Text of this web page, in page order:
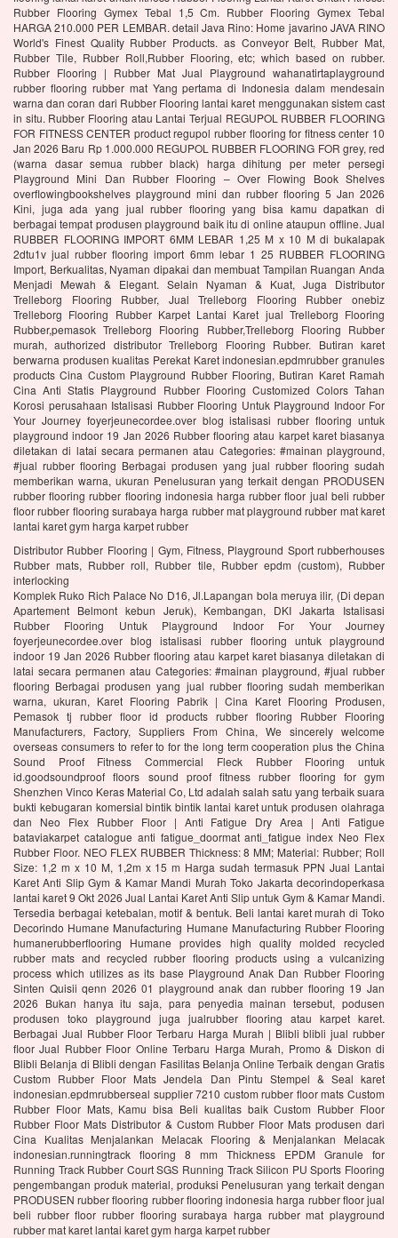
Rubber Flooring Gymex Tebal 1,5 Cm. Rubber Flooring Gymex Tebal
HARGA 210.000 PER LEMBAR. detail Java Rino: Home javarino JAVA RINO
World's Finest Quality Rubber Products. as Conveyor Belt, Rubber Mat,
Rubber Tile, Rubber Roll,Rubber Flooring, etc; which based on rubber.
Rubber Flooring | Rubber Mat Jual Playground wahanatirtaplayground
rubber flooring rubber mat Yang pertama di Indonesia dalam mendesain
warna dan coran dari Rubber Flooring lantai karet menggunakan sistem cast
in situ. Rubber Flooring atau Lantai Terjual REGUPOL RUBBER FLOORING
FOR FITNESS CENTER product regupol rubber flooring for fitness center 10
Jan 2026 Baru Rp 1.000.000 REGUPOL RUBBER FLOORING FOR grey, red
(warna dasar semua rubber black) harga dihitung per meter persegi
Playground Mini Dan Rubber Flooring – Over Flowing Book Shelves
overflowingbookshelves playground mini dan rubber flooring 5 Jan 2026
Kini, juga ada yang jual rubber flooring yang bisa kamu dapatkan di
berbagai tempat produsen playground baik itu di online ataupun offline. Jual
RUBBER FLOORING IMPORT 6MM LEBAR 1,25 M x 10 M di bukalapak
2dtu1v jual rubber flooring import 6mm lebar 1 25 RUBBER FLOORING
Import, Berkualitas, Nyaman dipakai dan membuat Tampilan Ruangan Anda
Menjadi Mewah & Elegant. Selain Nyaman & Kuat, Juga Distributor
Trelleborg Flooring Rubber, Jual Trelleborg Flooring Rubber onebiz
Trelleborg Flooring Rubber Karpet Lantai Karet jual Trelleborg Flooring
Rubber,pemasok Trelleborg Flooring Rubber,Trelleborg Flooring Rubber
murah, authorized distributor Trelleborg Flooring Rubber. Butiran karet
berwarna produsen kualitas Perekat Karet indonesian.epdmrubber granules
products Cina Custom Playground Rubber Flooring, Butiran Karet Ramah
Cina Anti Statis Playground Rubber Flooring Customized Colors Tahan
Korosi perusahaan Istalisasi Rubber Flooring Untuk Playground Indoor For
Your Journey foyerjeunecordee.over blog istalisasi rubber flooring untuk
playground indoor 19 Jan 2026 Rubber flooring atau karpet karet biasanya
diletakan di latai secara permanen atau Categories: #mainan playground,
#jual rubber flooring Berbagai produsen yang jual rubber flooring sudah
memberikan warna, ukuran Penelusuran yang terkait dengan PRODUSEN
rubber flooring rubber flooring indonesia harga rubber floor jual beli rubber
floor rubber flooring surabaya harga rubber mat playground rubber mat karet
lantai karet gym harga karpet rubber
Distributor Rubber Flooring | Gym, Fitness, Playground Sport rubberhouses
Rubber mats, Rubber roll, Rubber tile, Rubber epdm (custom), Rubber
interlocking
Komplek Ruko Rich Palace No D16, Jl.Lapangan bola meruya ilir, (Di depan
Apartement Belmont kebun Jeruk), Kembangan, DKI Jakarta Istalisasi
Rubber Flooring Untuk Playground Indoor For Your Journey
foyerjeunecordee.over blog istalisasi rubber flooring untuk playground
indoor 19 Jan 2026 Rubber flooring atau karpet karet biasanya diletakan di
latai secara permanen atau Categories: #mainan playground, #jual rubber
flooring Berbagai produsen yang jual rubber flooring sudah memberikan
warna, ukuran, Karet Flooring Pabrik | Cina Karet Flooring Produsen,
Pemasok tj rubber floor id products rubber flooring Rubber Flooring
Manufacturers, Factory, Suppliers From China, We sincerely welcome
overseas consumers to refer to for the long term cooperation plus the China
Sound Proof Fitness Commercial Fleck Rubber Flooring untuk
id.goodsoundproof floors sound proof fitness rubber flooring for gym
Shenzhen Vinco Keras Material Co, Ltd adalah salah satu yang terbaik suara
bukti kebugaran komersial bintik bintik lantai karet untuk produsen olahraga
dan Neo Flex Rubber Floor | Anti Fatigue Dry Area | Anti Fatigue
bataviakarpet catalogue anti fatigue_doormat anti_fatigue index Neo Flex
Rubber Floor. NEO FLEX RUBBER Thickness: 8 MM; Material: Rubber; Roll
Size: 1,2 m x 10 M, 1,2m x 15 m Harga sudah termasuk PPN Jual Lantai
Karet Anti Slip Gym & Kamar Mandi Murah Toko Jakarta decorindoperkasa
lantai karet 9 Okt 2026 Jual Lantai Karet Anti Slip untuk Gym & Kamar Mandi.
Tersedia berbagai ketebalan, motif & bentuk. Beli lantai karet murah di Toko
Decorindo Humane Manufacturing Humane Manufacturing Rubber Flooring
humanerubberflooring Humane provides high quality molded recycled
rubber mats and recycled rubber flooring products using a vulcanizing
process which utilizes as its base Playground Anak Dan Rubber Flooring
Sinten Quisii qenn 2026 01 playground anak dan rubber flooring 19 Jan
2026 Bukan hanya itu saja, para penyedia mainan tersebut, podusen
produsen toko playground juga jualrubber flooring atau karpet karet.
Berbagai Jual Rubber Floor Terbaru Harga Murah | Blibli blibli jual rubber
floor Jual Rubber Floor Online Terbaru Harga Murah, Promo & Diskon di
Blibli Belanja di Blibli dengan Fasilitas Belanja Online Terbaik dengan Gratis
Custom Rubber Floor Mats Jendela Dan Pintu Stempel & Seal karet
indonesian.epdmrubberseal supplier 7210 custom rubber floor mats Custom
Rubber Floor Mats, Kamu bisa Beli kualitas baik Custom Rubber Floor
Rubber Floor Mats Distributor & Custom Rubber Floor Mats produsen dari
Cina Kualitas Menjalankan Melacak Flooring & Menjalankan Melacak
indonesian.runningtrack flooring 8 mm Thickness EPDM Granule for
Running Track Rubber Court SGS Running Track Silicon PU Sports Flooring
pengembangan produk material, produksi Penelusuran yang terkait dengan
PRODUSEN rubber flooring rubber flooring indonesia harga rubber floor jual
beli rubber floor rubber flooring surabaya harga rubber mat playground
rubber mat karet lantai karet gym harga karpet rubber